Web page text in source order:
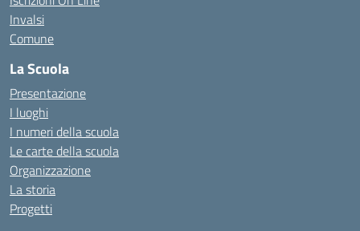
Invalsi
Comune
La Scuola
Presentazione
I luoghi
I numeri della scuola
Le carte della scuola
Organizzazione
La storia
Progetti